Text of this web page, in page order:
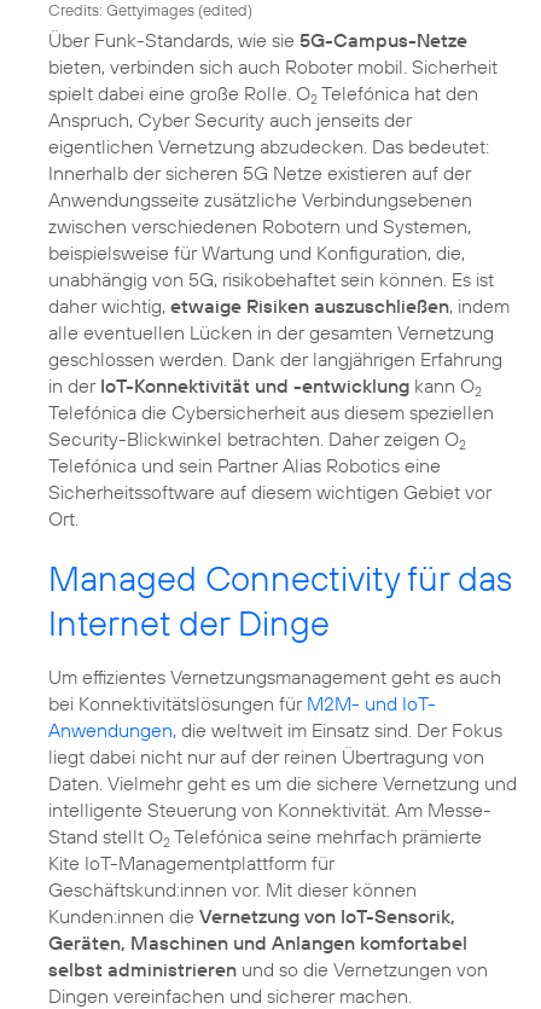
Credits: Gettyimages (edited)
Über Funk-Standards, wie sie 5G-Campus-Netze
bieten, verbinden sich auch Roboter mobil. Sicherheit
spielt dabei eine große Rolle. O2 Telefónica hat den
Anspruch, Cyber Security auch jenseits der
eigentlichen Vernetzung abzudecken. Das bedeutet:
Innerhalb der sicheren 5G Netze existieren auf der
Anwendungsseite zusätzliche Verbindungsebenen
zwischen verschiedenen Robotern und Systemen,
beispielsweise für Wartung und Konfiguration, die,
unabhängig von 5G, risikobehaftet sein können. Es ist
daher wichtig, etwaige Risiken auszuschließen, indem
alle eventuellen Lücken in der gesamten Vernetzung
geschlossen werden. Dank der langjährigen Erfahrung
in der IoT-Konnektivität und -entwicklung kann O2
Telefónica die Cybersicherheit aus diesem speziellen
Security-Blickwinkel betrachten. Daher zeigen O2
Telefónica und sein Partner Alias Robotics eine
Sicherheitssoftware auf diesem wichtigen Gebiet vor
Ort.
Managed Connectivity für das
Internet der Dinge
Um effizientes Vernetzungsmanagement geht es auch
bei Konnektivitätslösungen für M2M- und IoT-
Anwendungen, die weltweit im Einsatz sind. Der Fokus
liegt dabei nicht nur auf der reinen Übertragung von
Daten. Vielmehr geht es um die sichere Vernetzung und
intelligente Steuerung von Konnektivität. Am Messe-
Stand stellt O2 Telefónica seine mehrfach prämierte
Kite IoT-Managementplattform für
Geschäftskund:innen vor. Mit dieser können
Kunden:innen die Vernetzung von IoT-Sensorik,
Geräten, Maschinen und Anlangen komfortabel
selbst administrieren und so die Vernetzungen von
Dingen vereinfachen und sicherer machen.